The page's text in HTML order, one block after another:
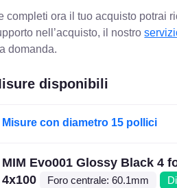
completi ora il tuo acquisto potrai
nell’acquisto, il nostro
domanda.
disponibili
Misure con diametro 15 pollici
MIM Evo001 Glossy Black 4
4x100
Foro centrale: 60.1mm